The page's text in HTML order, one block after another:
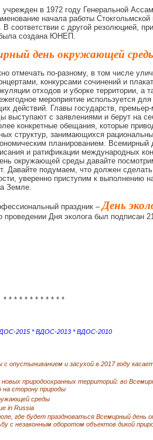
в 1972 году Генеральной
начала работы Стокгольмской
соответствии с другой резолюцией,
была создана ЮНЕП.
день окружающей
отмечать по-разному, в том числе
конкурсами сочинений и
отходов и уборке территории, а
мероприятие используется
действий. Главы государств,
с заявлениями и берут на
конкретные обещания, которые
структур, занимающихся
планированием.
и ратификации международных
окружающей среды давайте
Давайте подумаем, что должен
уверенно приступим к выполнению
Земле.
праздник –День
проведении Дня эколога был подписан
* * * * * * * * * * * *
2015*ВДОС-2013*ВДОС-2010
опустыниванием и засухой в 2017 году
новых природоохранных территорий: во
сторону природы
среды
in Russia
где будет праздноваться Всемирный день
с незаконным оборотом объектов дикой